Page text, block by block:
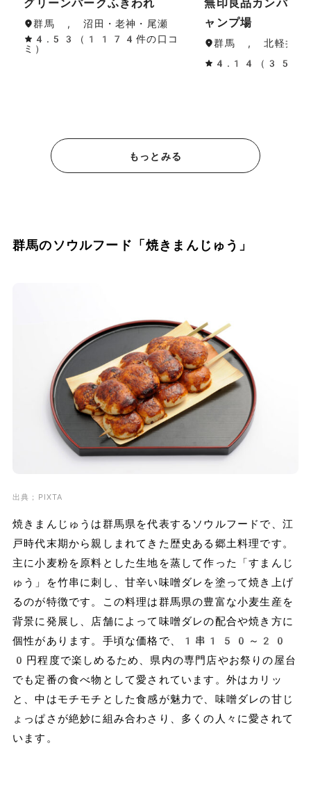
グリーンパークふきわれ
群馬 , 沼田・老神・尾瀬
4.53（1174件の口コ
ミ）
無印良品カンパー
ャンプ場
群馬 , 北軽井沢
4.14（351件
もっとみる
群馬のソウルフード「焼きまんじゅう」
出典；PIXTA
焼きまんじゅうは群馬県を代表するソウルフードで、江
戸時代末期から親しまれてきた歴史ある郷土料理です。
主に小麦粉を原料とした生地を蒸して作った「すまんじ
ゅう」を竹串に刺し、甘辛い味噌ダレを塗って焼き上げ
るのが特徴です。この料理は群馬県の豊富な小麦生産を
背景に発展し、店舗によって味噌ダレの配合や焼き方に
個性があります。手頃な価格で、1串150～20
0円程度で楽しめるため、県内の専門店やお祭りの屋台
でも定番の食べ物として愛されています。外はカリッ
と、中はモチモチとした食感が魅力で、味噌ダレの甘じ
ょっぱさが絶妙に組み合わさり、多くの人々に愛されて
います。